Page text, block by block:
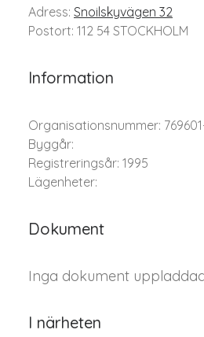
Adress: Snoilskyvägen 32
Postort: 112 54 STOCKHOLM
Information
Organisationsnummer:
Byggår:
Registreringsår: 1995
Lägenheter:
Dokument
Inga dokument
I närheten